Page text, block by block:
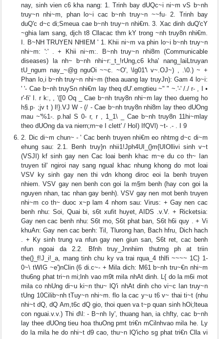
nay, sinh vien c6 kha nang: 1. Trinh bay dUQc~i ni~m vS b~nh
truy~n nhi~m, phan lo~i cac b~nh truy~n ~~fu· 2. Trinh bay
duQ'c d~c di;Smeua cae b~nh truy~n nhi€rn. 3. Xac dinh duQ'cY
~ghia lam sang, djch t8 Cllacac thm kY trong ~nh truy8n nhi€m.
I. B~NH TRUYEN NHIEM ' 1. Khii ni~m va phin lo~i b~nh truy~n
nhi~m: ':' . + Khii ni~m:. B~nh truy~n nhi8m (Communicable
diseases) la nh~ b~nh nhi~r:_t_!rUng,c6 kha' nang_laiLtruyan
tU_ngum nay_~@g nguOi ~~c. ~O', \lg01'\ v~.OJ~) , .\0.) ~ +
Phan lo,i b~nh truy~n nhi~m (thea auang lay truyJn): Gam 4 lo~i:
' '- Cae b~nh truySn nhi€m lay theq dU'.emgtieu ~" " ~.'-' /./ r- , I •
r'-fi' I. r k:, , '([0 Oq _ Cae b~nh truy8n nhi~m lay theo duemg ho
h§.p· ;jv t ) l!}.VJ W - (/ - Cae b~nh truy8n nhi8rn lay theo dUOng
mau ~'%1-. p.hal S 0- r, r , 1_1\ _ Cae b~nh truy8n 11hi~mlay
theo dUOng da va niern;rn~e I clett' / HoI) IfQVl) ~t- .- . I 9
2. Dic di~m chun~ - ' Cac benh truyen nhi€m eo nhtmg d~c di~m
ehung sau: 2.1. Benh truy}n nhii1!Jph4UI_(}m{UIOllivi sinh v~t
(VSJI) kf sinh gay nen Cac loai benh khac m~e du co th~ Ian
truyen til' ngiroi nay sang ngual khac nhung khong do mot loai
VSV ky sinh gay nen thi vdn khong diroc eoi la benh truyen
nhiem. VSV gay nen benh con goi la m§m benh (hay con goi la
nguyen nhan, tac nhan gay benh). VSV gay nen mot benh truyen
nhi~m co th~ duoc x~p lam 4 nhom sau: Virus: + Gay nen cac
benh nhu: Soi, Quai bi, s6t xufit huyet, AIDS .v.V. + Ricketsia:
Gay nen cac benh nhu: S6t mo, S6t phat ban, S6t h6i quy . + Vi
khuAn: Gay nen cac benh: Til, Tlurong han, Bach hfru, Dich hach
. + Ky sinh trung va nfun gay nen giun san, S6t ret, cac benh
nfun ngoai da 2.2. Bfnh truy_Jnnhiim thutmg ph at triin
the(}_f!J_i!_a, mang tinh chu ky va trai rqua_4 thlfi ~~~~ 1C} 1-
0~\ tWIG ~e')nClin (6 di.c~- + Mila dich: M61 b~nh tru~€n nhi~m
thu6ng phat tri~n mi;lnh vao m9t mila nhAt dinh. L{ do la m6i mot
mila co nhUng di~u ki~n thu~ lQ'i nhAt dinh cho vi~c Ian truy~n
tUng 10Cilib~nh tTuy~n nhi~m. flo la cac y~u t6 v~ thai ti~t (nhu
nhi~t dQ, dQ Am,t6c dQ gio, thoi quen va t~p quan sinh hOi;lteua
con nguai.v.v.) Thi d\l: - B~nh Iy', thuang han, ia chfty, cac b~nh
lay thee dUOng tieu hoa thuOng pmt tri€n mCilnhvao mila he. Ly
do la mila he do nhi~t d9 cao, thu~n lQ'icho sg phat tri€n Clla vi